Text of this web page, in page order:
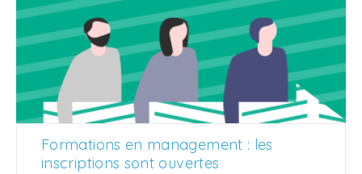
Formations en management : les
inscriptions sont ouvertes